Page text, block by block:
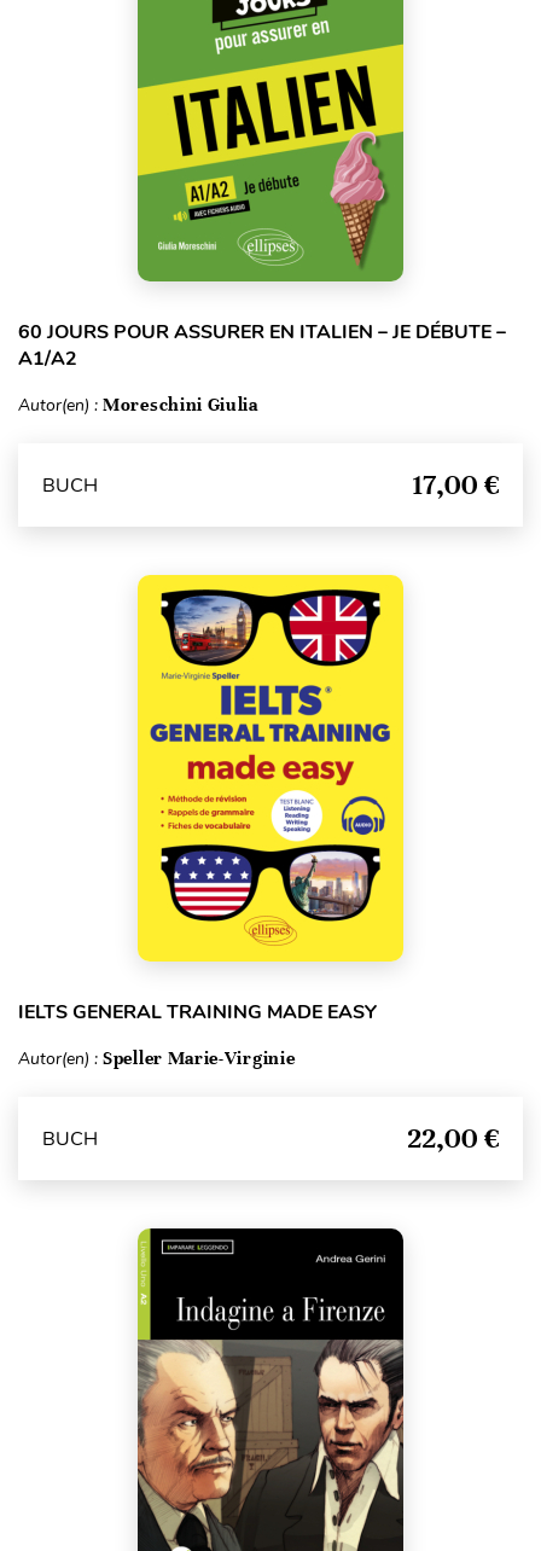
60 JOURS POUR ASSURER EN ITALIEN – JE DÉBUTE –
A1/A2
Autor(en) : Moreschini Giulia
BUCH 17,00 €
IELTS GENERAL TRAINING MADE EASY
Autor(en) : Speller Marie-Virginie
BUCH 22,00 €